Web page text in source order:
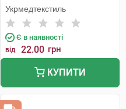
Укрмедтекстиль
Є в наявності
від 22.00 грн
КУПИТИ